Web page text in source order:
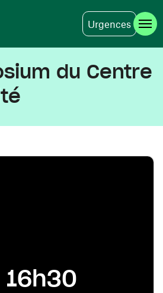
Urgences
du Centre
16h30